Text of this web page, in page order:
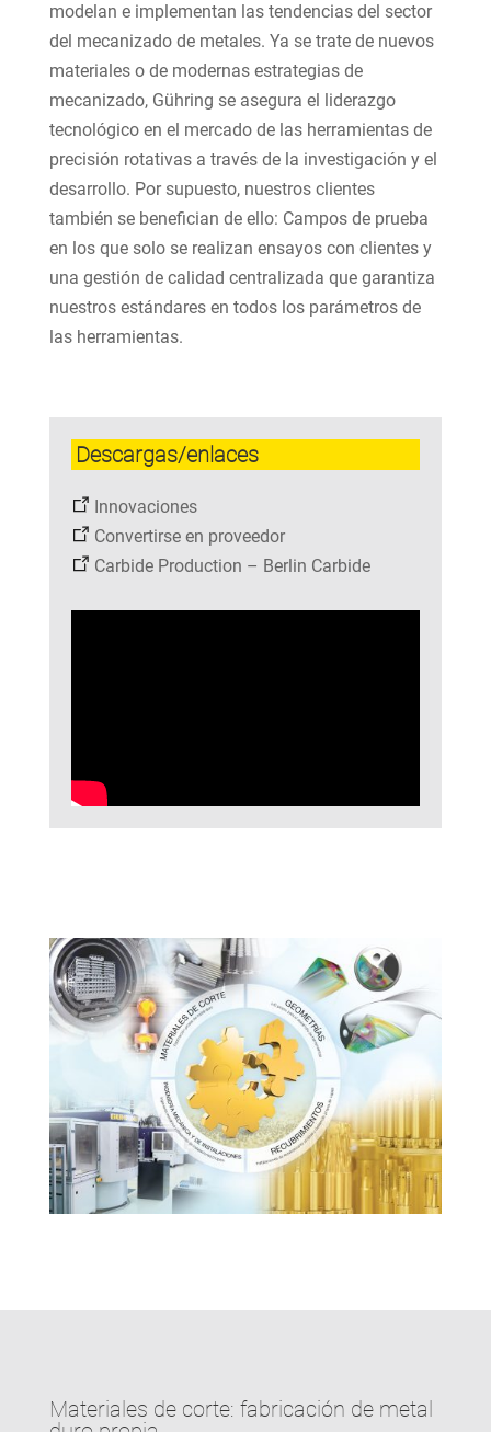
modelan e implementan las tendencias del sector
del mecanizado de metales. Ya se trate de nuevos
materiales o de modernas estrategias de
mecanizado, Gühring se asegura el liderazgo
tecnológico en el mercado de las herramientas de
precisión rotativas a través de la investigación y el
desarrollo. Por supuesto, nuestros clientes
también se benefician de ello: Campos de prueba
en los que solo se realizan ensayos con clientes y
una gestión de calidad centralizada que garantiza
nuestros estándares en todos los parámetros de
las herramientas.
Descargas/enlaces
Innovaciones
Convertirse en proveedor
Carbide Production – Berlin Carbide
Materiales de corte: fabricación de metal